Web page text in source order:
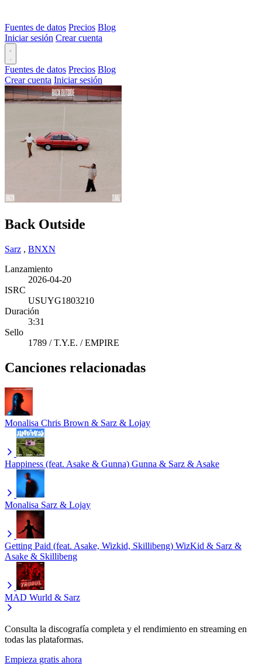
Fuentes de datos Precios Blog
Iniciar sesión Crear cuenta
Fuentes de datos Precios Blog
Crear cuenta Iniciar sesión
Back Outside
Sarz , BNXN
Lanzamiento
2026-04-20
ISRC
USUYG1803210
Duración
3:31
Sello
1789 / T.Y.E. / EMPIRE
Canciones relacionadas
Monalisa Chris Brown & Sarz & Lojay
Happiness (feat. Asake & Gunna) Gunna & Sarz & Asake
Monalisa Sarz & Lojay
Getting Paid ​(f​eat​. Asake, Wizkid, Skillibeng​) WizKid & Sarz &
Asake & Skillibeng
MAD Wurld & Sarz
Consulta la discografía completa y el rendimiento en streaming en
todas las plataformas.
Empieza gratis ahora